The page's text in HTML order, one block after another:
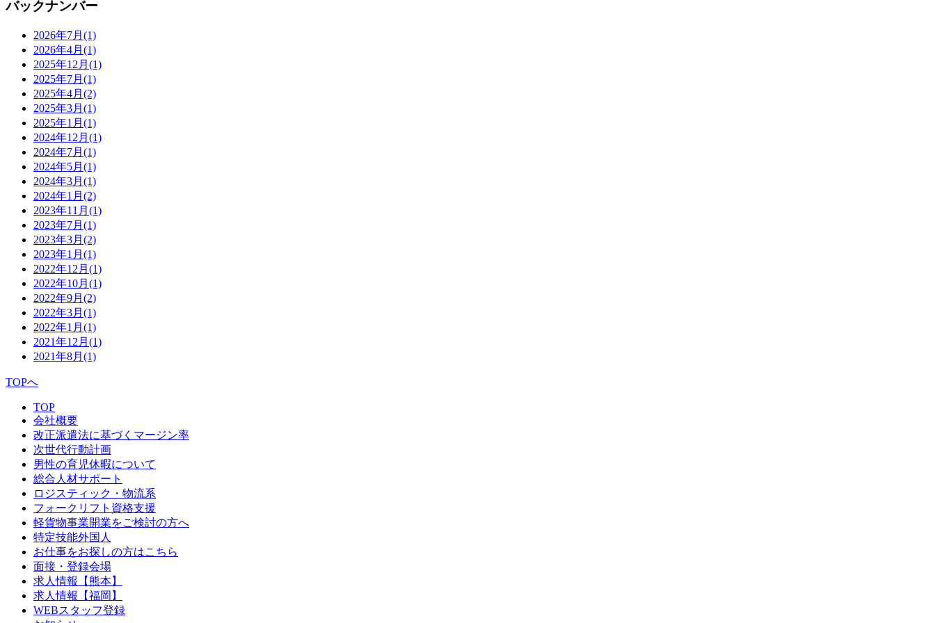
バックナンバー
2026年7月 (1)
2026年4月 (1)
2025年12月 (1)
2025年7月 (1)
2025年4月 (2)
2025年3月 (1)
2025年1月 (1)
2024年12月 (1)
2024年7月 (1)
2024年5月 (1)
2024年3月 (1)
2024年1月 (2)
2023年11月 (1)
2023年7月 (1)
2023年3月 (2)
2023年1月 (1)
2022年12月 (1)
2022年10月 (1)
2022年9月 (2)
2022年3月 (1)
2022年1月 (1)
2021年12月 (1)
2021年8月 (1)
TOPへ
TOP
会社概要
改正派遣法に基づくマージン率
次世代行動計画
男性の育児休暇について
総合人材サポート
ロジスティック・物流系
フォークリフト資格支援
軽貨物事業開業をご検討の方へ
特定技能外国人
お仕事をお探しの方はこちら
面接・登録会場
求人情報【熊本】
求人情報【福岡】
WEBスタッフ登録